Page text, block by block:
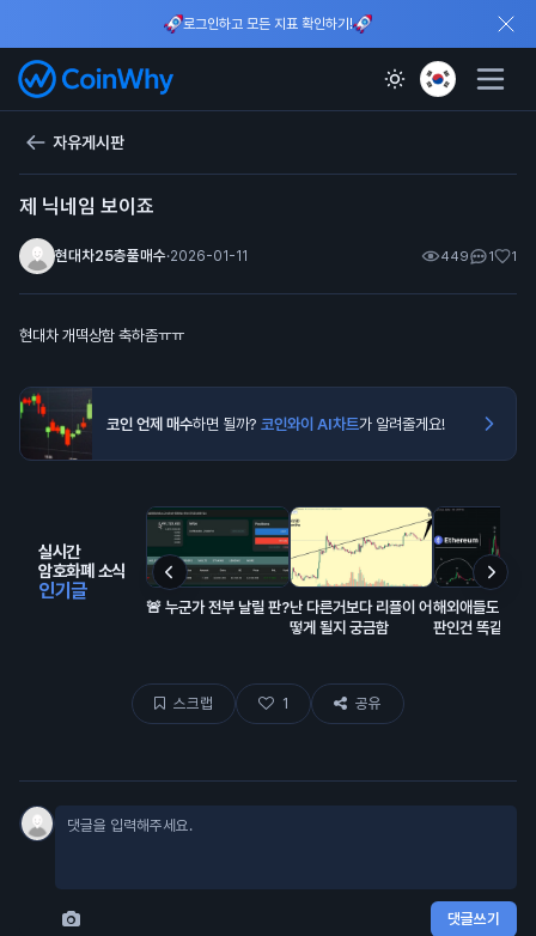
로그인하고 모든 지표 확인하기!
자유게시판
제 닉네임 보이죠
현대차25층풀매수·2026-01-11 449 1 1
현대차 개떡상함 축하좀ㅠㅠ
코인 언제 매수하면 될까? 코인와이 AI차트가 알려줄게요!
실시간
암호화폐 소식
인기글
🚨 누군가 전부 날릴 판?난 다른거보다 리플이 어
떻게 될지 궁금함
해외애들도 코인
판인건 똑같음
스크랩 1 공유
댓글쓰기